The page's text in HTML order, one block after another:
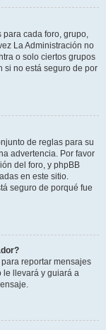
cada foro, grupo,
La Administración no
o solo ciertos grupos
si no está seguro de por
de reglas para su
advertencia. Por favor
del foro, y phpBB
en este sitio.
seguro de porqué fue
reportar mensajes
le llevará y guiará a